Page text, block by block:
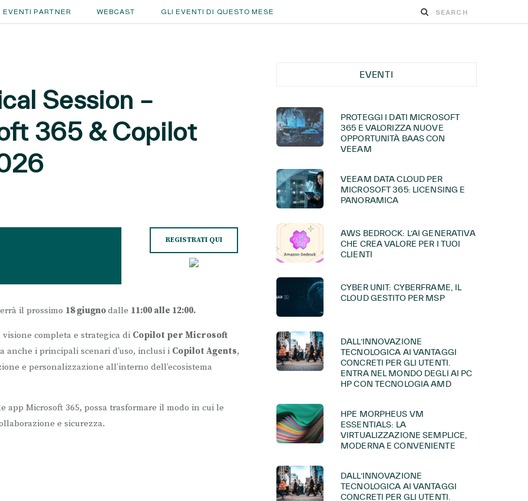
EVENTI PARTNER WEBCAST GLI EVENTI DI QUESTO MESE
Session –
365 & Copilot
REGISTRATI QUI
il prossimo 18 giugnodalle 11:00 alle 12:00.
completa e strategica di Copilot per Microsoft
i principali scenari d’uso, inclusi i Copilot Agents,
e personalizzazione all’interno dell’ecosistema
Microsoft 365, possa trasformare il modo in cui le
e sicurezza.
EVENTI
PROTEGGI I DATI MICROSOFT
365 E VALORIZZA NUOVE
OPPORTUNITÀ BAAS CON
VEEAM
VEEAM DATA CLOUD PER
MICROSOFT 365: LICENSING E
PANORAMICA
AWS BEDROCK: L’AI GENERATIVA
CHE CREA VALORE PER I TUOI
CLIENTI
CYBER UNIT: CYBERFRAME, IL
CLOUD GESTITO PER MSP
DALL’INNOVAZIONE
TECNOLOGICA AI VANTAGGI
CONCRETI PER GLI UTENTI.
ENTRA NEL MONDO DEGLI AI PC
HP CON TECNOLOGIA AMD
HPE MORPHEUS VM
ESSENTIALS: LA
VIRTUALIZZAZIONE SEMPLICE,
MODERNA E CONVENIENTE
DALL’INNOVAZIONE
TECNOLOGICA AI VANTAGGI
CONCRETI PER GLI UTENTI.